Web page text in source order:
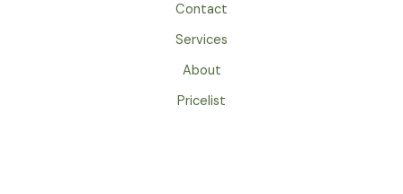
Contact
Services
About
Pricelist